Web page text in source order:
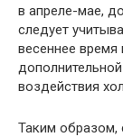
в апреле-мае,
следует
весеннее время
воздействия
Таким образом,